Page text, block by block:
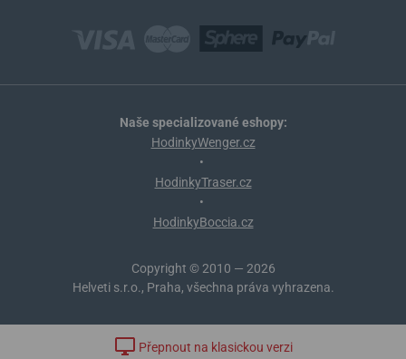
Naše specializované eshopy:
HodinkyWenger.cz
•
HodinkyTraser.cz
•
HodinkyBoccia.cz
Copyright © 2010 — 2026
Helveti s.r.o., Praha, všechna práva vyhrazena.
Přepnout na klasickou verzi